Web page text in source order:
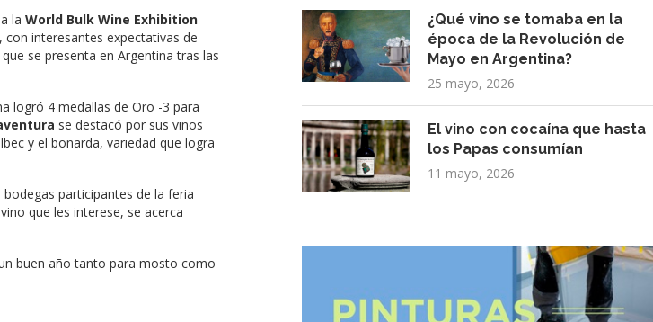
la World Bulk Wine Exhibition
interesantes expectativas de
se presenta en Argentina tras las
logró 4 medallas de Oro -3 para
se destacó por sus vinos
y el bonarda, variedad que logra
bodegas participantes de la feria
que les interese, se acerca
buen año tanto para mosto como
¿Qué vino se tomaba en la
época de la Revolución de
Mayo en Argentina?
25 mayo, 2026
El vino con cocaína que hasta
los Papas consumían
11 mayo, 2026